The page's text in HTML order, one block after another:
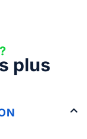
plus